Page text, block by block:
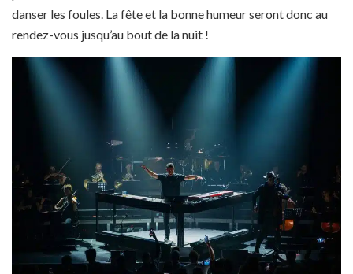
danser les foules. La fête et la bonne humeur seront donc au
rendez-vous jusqu’au bout de la nuit !